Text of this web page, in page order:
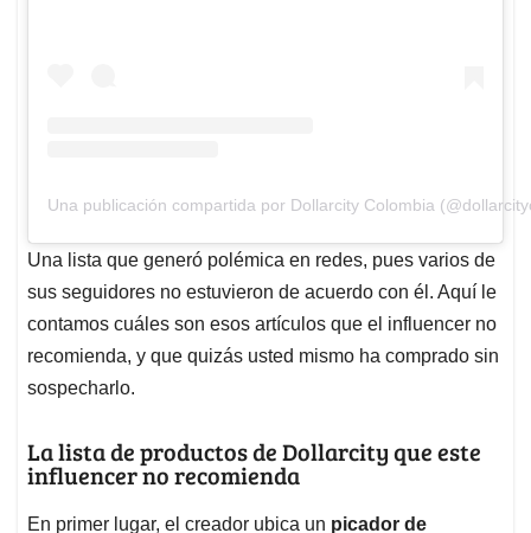
Una publicación compartida por Dollarcity Colombia
Una lista que generó polémica en redes, pues varios de
sus seguidores no estuvieron de acuerdo con él. Aquí le
contamos cuáles son esos artículos que el influencer no
recomienda, y que quizás usted mismo ha comprado sin
sospecharlo.
La lista de productos de Dollarcity que este
influencer no recomienda
En primer lugar, el creador ubica un picador de